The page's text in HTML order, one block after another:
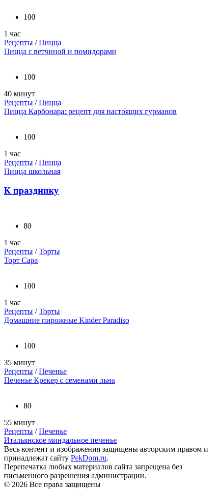
100
1 час
Рецепты /Пицца
Пицца с ветчиной и помидорами
100
40 минут
Рецепты /Пицца
Пицца Карбонара: рецепт для настоящих гурманов
100
1 час
Рецепты /Пицца
Пицца школьная
К празднику
80
1 час
Рецепты /Торты
Торт Сара
100
1 час
Рецепты /Торты
Домашние пирожные Kinder Paradiso
100
35 минут
Рецепты /Печенье
Печенье Крекер с семенами льна
80
55 минут
Рецепты /Печенье
Итальянское миндальное печенье
Весь контент и изображения защищены авторским правом и
принадлежат сайту PekDom.ru.
Перепечатка любых материалов сайта запрещена без
письменного разрешения администрации.
© 2026 Все права защищены